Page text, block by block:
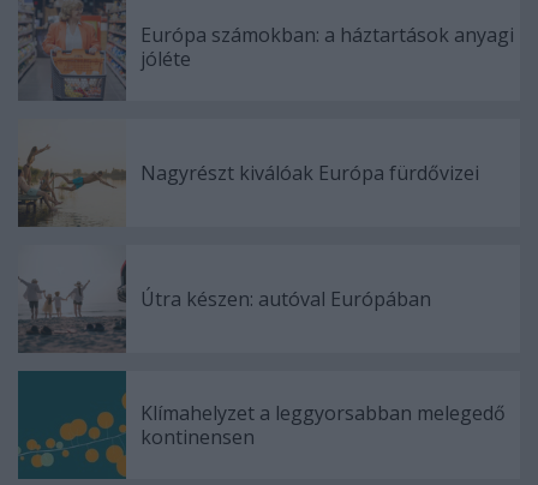
Európa számokban: a háztartások anyagi
jóléte
Nagyrészt kiválóak Európa fürdővizei
Útra készen: autóval Európában
Klímahelyzet a leggyorsabban melegedő
kontinensen